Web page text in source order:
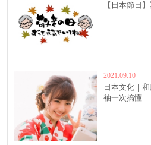
【日本節日
2021.09.10
日本文化｜
袖一次搞懂